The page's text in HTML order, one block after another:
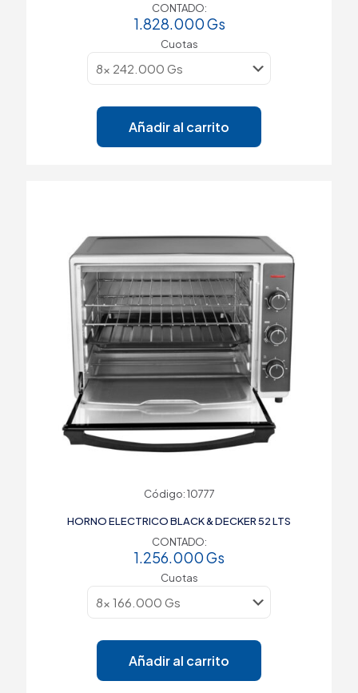
CONTADO:
1.828.000Gs
Cuotas
Añadir al carrito
Código: 10777
HORNO ELECTRICO BLACK & DECKER 52 LTS
CONTADO:
1.256.000Gs
Cuotas
Añadir al carrito